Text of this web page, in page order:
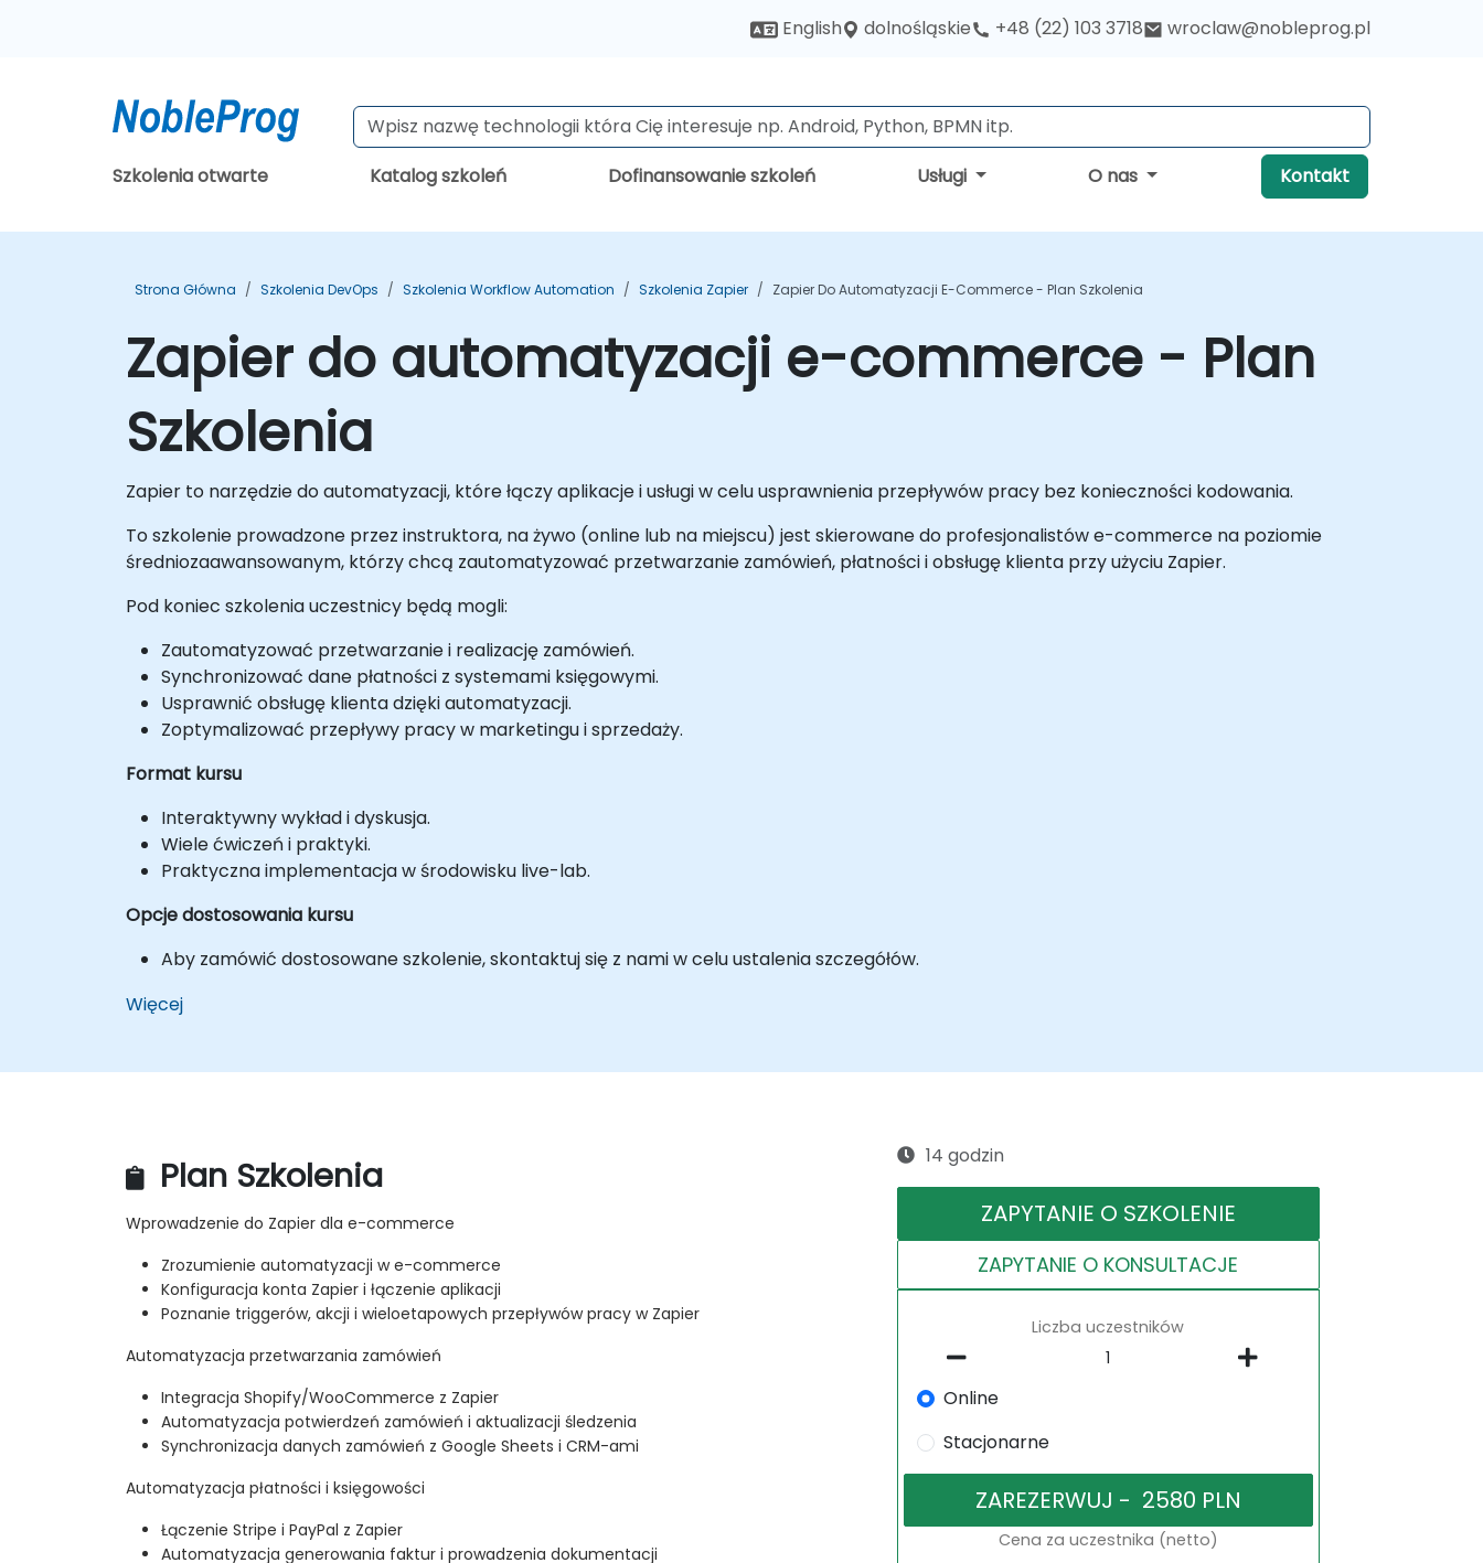
English dolnośląskie +48 (22) 103 3718 wroclaw@nobleprog.pl
Szkolenia otwarte Katalog szkoleń Dofinansowanie szkoleń Usługi O nas Kontakt
Strona Główna Szkolenia DevOps Szkolenia Workflow Automation Szkolenia Zapier Zapier Do Automatyzacji E-Commerce - Plan Szkolenia
Zapier do automatyzacji e-commerce - Plan
Szkolenia
Zapier to narzędzie do automatyzacji, które łączy aplikacje i usługi w celu usprawnienia przepływów pracy bez konieczności kodowania.
To szkolenie prowadzone przez instruktora, na żywo (online lub na miejscu) jest skierowane do profesjonalistów e-commerce na poziomie
średniozaawansowanym, którzy chcą zautomatyzować przetwarzanie zamówień, płatności i obsługę klienta przy użyciu Zapier.
Pod koniec szkolenia uczestnicy będą mogli:
Zautomatyzować przetwarzanie i realizację zamówień.
Synchronizować dane płatności z systemami księgowymi.
Usprawnić obsługę klienta dzięki automatyzacji.
Zoptymalizować przepływy pracy w marketingu i sprzedaży.
Format kursu
Interaktywny wykład i dyskusja.
Wiele ćwiczeń i praktyki.
Praktyczna implementacja w środowisku live-lab.
Opcje dostosowania kursu
Aby zamówić dostosowane szkolenie, skontaktuj się z nami w celu ustalenia szczegółów.
Więcej
Plan Szkolenia
Wprowadzenie do Zapier dla e-commerce
Zrozumienie automatyzacji w e-commerce
Konfiguracja konta Zapier i łączenie aplikacji
Poznanie triggerów, akcji i wieloetapowych przepływów pracy w Zapier
Automatyzacja przetwarzania zamówień
Integracja Shopify/WooCommerce z Zapier
Automatyzacja potwierdzeń zamówień i aktualizacji śledzenia
Synchronizacja danych zamówień z Google Sheets i CRM-ami
Automatyzacja płatności i księgowości
Łączenie Stripe i PayPal z Zapier
Automatyzacja generowania faktur i prowadzenia dokumentacji
14 godzin
ZAPYTANIE O SZKOLENIE
ZAPYTANIE O KONSULTACJE
Liczba uczestników
Online
Stacjonarne
Cena za uczestnika (netto)